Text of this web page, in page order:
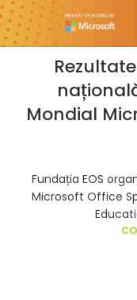
Mondial
Fundația EOS
Microsoft Office